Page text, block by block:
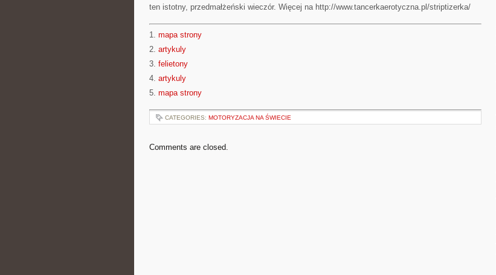
ten istotny, przedmałżeński wieczór. Więcej na http://www.tancerkaerotyczna.pl/striptizerka/
1. mapa strony
2. artykuly
3. felietony
4. artykuly
5. mapa strony
CATEGORIES: MOTORYZACJA NA ŚWIECIE
Comments are closed.